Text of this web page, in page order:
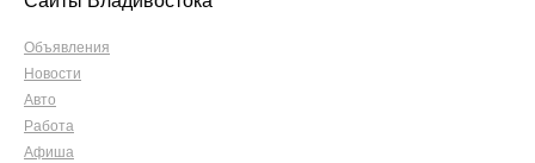
Объявления
Новости
Авто
Работа
Афиша